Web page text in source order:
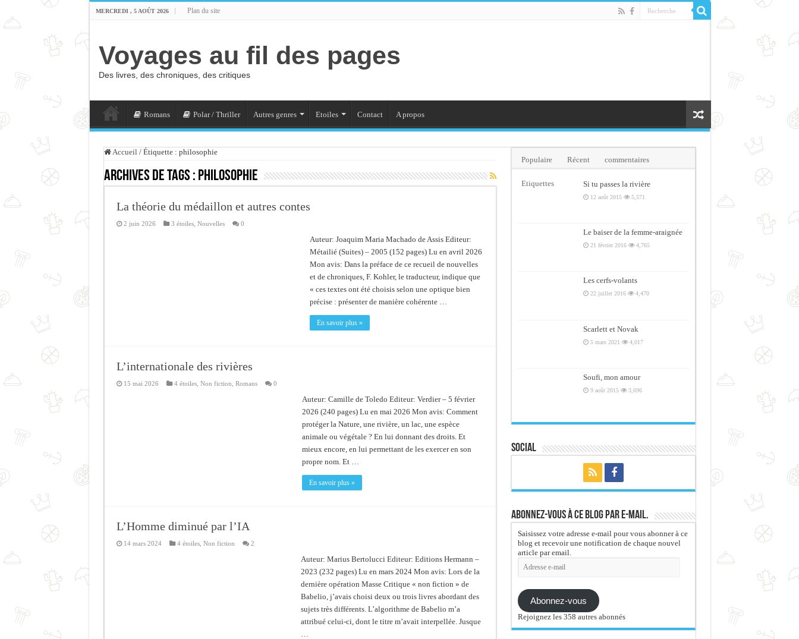
MERCREDI , 5 AOÛT 2026 Plan du site
Voyages au fil des pages
Des livres, des chroniques, des critiques
Romans Polar / Thriller Autres genres Etoiles Contact A propos
Accueil / Étiquette : philosophie
Archives de tags : philosophie
La théorie du médaillon et autres contes
2 juin 2026 3 étoiles, Nouvelles 0
Auteur: Joaquim Maria Machado de Assis Editeur:
Métailié (Suites) – 2005 (152 pages) Lu en avril 2026
Mon avis: Dans la préface de ce recueil de nouvelles
et de chroniques, F. Kohler, le traducteur, indique que
« ces textes ont été choisis selon une optique bien
précise : présenter de manière cohérente …
En savoir plus »
L’internationale des rivières
15 mai 2026 4 étoiles, Non fiction Romans 0
Auteur: Camille de Toledo Editeur: Verdier – 5 février
2026 (240 pages) Lu en mai 2026 Mon avis: Comment
protéger la Nature, une rivière, un lac, une espèce
animale ou végétale ? En lui donnant des droits. Et
mieux encore, en lui permettant de les exercer en son
propre nom. Et …
En savoir plus »
L’Homme diminué par l’IA
14 mars 2024 4 étoiles, Non fiction 2
Auteur: Marius Bertolucci Editeur: Editions Hermann –
2023 (232 pages) Lu en mars 2024 Mon avis: Lors de la
dernière opération Masse Critique « non fiction » de
Babelio, j’avais choisi deux ou trois livres abordant des
sujets très différents. L’algorithme de Babelio m’a
attribué celui-ci, dont le titre m’avait interpellée. Jusque
…
Populaire Récent commentaires
Etiquettes Si tu passes la rivière
12 août 2015 5,571
Le baiser de la femme-araignée
21 février 2016 4,765
Les cerfs-volants
22 juillet 2016 4,470
Scarlett et Novak
5 mars 2021 4,017
Soufi, mon amour
9 août 2015 3,696
Social
Abonnez-vous à ce blog par e-mail.
Saisissez votre adresse e-mail pour vous abonner à ce
blog et recevoir une notification de chaque nouvel
article par email.
Adresse
Abonnez-vous
Rejoignez les 358 autres abonnés